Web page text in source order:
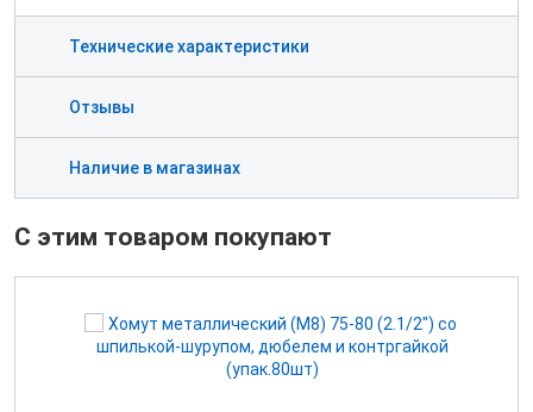
Технические характеристики
Отзывы
Наличие в магазинах
С этим товаром покупают